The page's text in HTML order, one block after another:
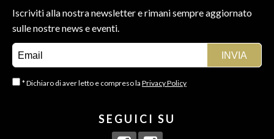
Iscriviti alla nostra newsletter e rimani sempre aggiornato
sulle nostre news e eventi.
* Dichiaro di aver letto e compreso la Privacy Policy
SEGUICI SU